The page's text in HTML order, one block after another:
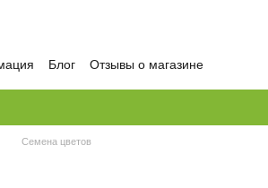
Блог Отзывы о магазине
Семена цветов